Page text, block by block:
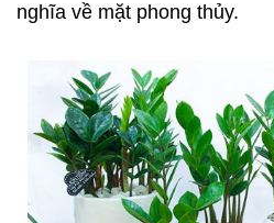
nghĩa về mặt phong thủy.